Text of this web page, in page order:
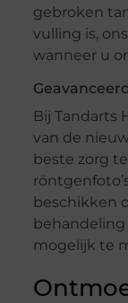
gebroken
vulling is,
wanneer u
Bij Tandarts
van de
beste zorg
beschikken
mogelijk te